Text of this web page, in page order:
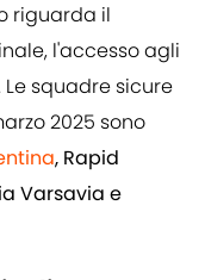
riguarda il
l'accesso agli
squadre sicure
2025 sono
, Rapid
Varsavia e